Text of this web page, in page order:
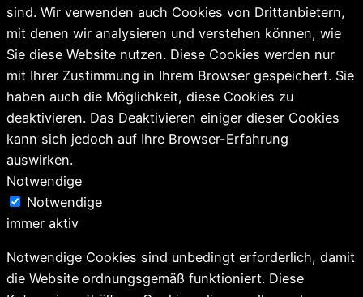
sind. Wir verwenden auch Cookies von Drittanbietern,
mit denen wir analysieren und verstehen können, wie
Sie diese Website nutzen. Diese Cookies werden nur
mit Ihrer Zustimmung in Ihrem Browser gespeichert. Sie
haben auch die Möglichkeit, diese Cookies zu
deaktivieren. Das Deaktivieren einiger dieser Cookies
kann sich jedoch auf Ihre Browser-Erfahrung
auswirken.
Notwendige
Notwendige
immer aktiv
Notwendige Cookies sind unbedingt erforderlich, damit
die Website ordnungsgemäß funktioniert. Diese